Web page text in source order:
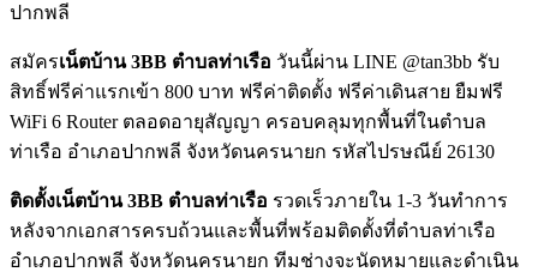
ปากพลี
สมัครเน็ตบ้าน 3BB ตำบลท่าเรือ วันนี้ผ่าน LINE @tan3bb รับ
สิทธิ์ฟรีค่าแรกเข้า 800 บาท ฟรีค่าติดตั้ง ฟรีค่าเดินสาย ยืมฟรี
WiFi 6 Router ตลอดอายุสัญญา ครอบคลุมทุกพื้นที่ในตำบล
ท่าเรือ อำเภอปากพลี จังหวัดนครนายก รหัสไปรษณีย์ 26130
ติดตั้งเน็ตบ้าน 3BB ตำบลท่าเรือ รวดเร็วภายใน 1-3 วันทำการ
หลังจากเอกสารครบถ้วนและพื้นที่พร้อมติดตั้งที่ตำบลท่าเรือ
อำเภอปากพลี จังหวัดนครนายก ทีมช่างจะนัดหมายและดำเนิน